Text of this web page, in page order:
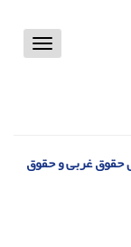
Toggle
حقوق غربی و حقوق